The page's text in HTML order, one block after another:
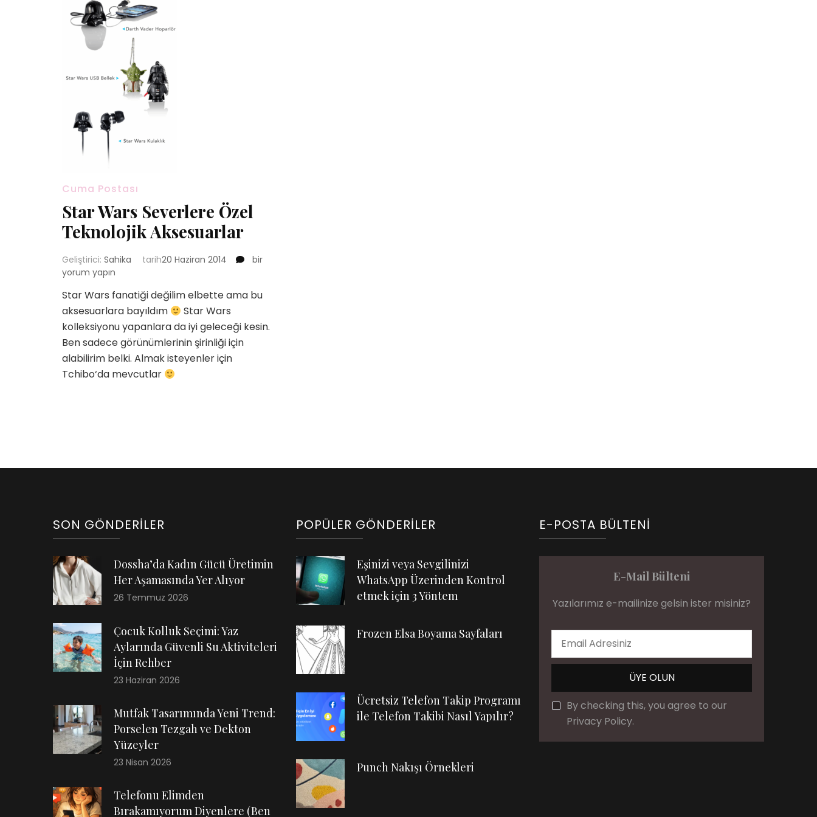
Cuma Postası
Star Wars Severlere Özel
Teknolojik Aksesuarlar
Geliştirici: Sahika tarih20 Haziran 2014
Star
Özel
Aksesuarlar
bir
yorum yapın
Star Wars fanatiği değilim elbette ama bu
aksesuarlara bayıldım
Star Wars
kolleksiyonu yapanlara da iyi geleceği kesin.
Ben sadece görünümlerinin şirinliği için
alabilirim belki. Almak isteyenler için
Tchibo‘da mevcutlar
SON GÖNDERILER
Dossha’da Kadın Gücü Üretimin
Her Aşamasında Yer Alıyor
26 Temmuz 2026
Çocuk Kolluk Seçimi: Yaz
Aylarında Güvenli Su Aktiviteleri
İçin Rehber
23 Haziran 2026
Mutfak Tasarımında Yeni Trend:
Porselen Tezgah ve Dekton
Yüzeyler
23 Nisan 2026
Telefonu Elimden
Bırakamıyorum Diyenlere (Ben
POPÜLER GÖNDERILER
Eşinizi veya Sevgilinizi
WhatsApp Üzerinden Kontrol
etmek için 3 Yöntem
Frozen Elsa Boyama Sayfaları
Ücretsiz Telefon Takip Programı
ile Telefon Takibi Nasıl Yapılır?
Punch Nakışı Örnekleri
E-POSTA BÜLTENI
E-Mail Bülteni
Yazılarımız e-mailinize gelsin ister misiniz?
By checking this, you agree to our
Privacy Policy.